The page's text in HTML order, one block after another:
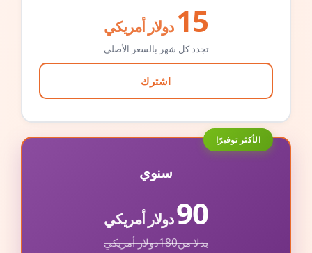
15 دولار أمريكي
تجدد كل شهر بالسعر الأصلي
اشترك
الأكثر توفيرًا
سنوي
90دولار أمريكي
بدلا من180دولار أمريكي